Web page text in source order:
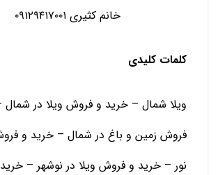
خانم کثیری ۰۹۱۲۹۴۱۷۰۰۱
کلمات کلیدی
ویلا شمال – خرید و فروش ویلا در
فروش زمین و باغ در شمال – خرید و
نور – خرید و فروش ویلا در نوشهر – خرید